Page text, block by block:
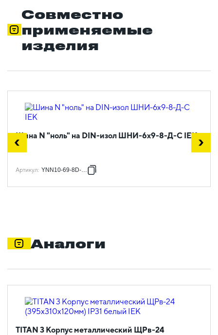
Совместно
применяемые
изделия
Шина N "ноль" на DIN-изол ШНИ-6х9-8-Д-С IEK
Артикул: YNN10-69-8D-K07
Аналоги
TITAN 3 Корпус металлический ЩРв-24